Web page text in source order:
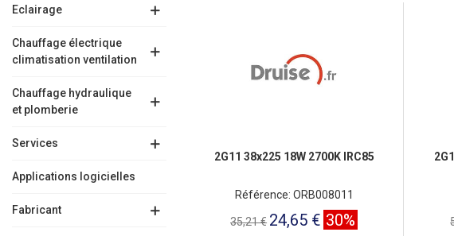
Eclairage
Chauffage électrique
climatisation ventilation
Chauffage hydraulique
et plomberie
Services
Applications logicielles
Fabricant
2G11 38x225 18W 2700K IRC85
Référence: ORB008011
35,21 € 24,65 € 30%